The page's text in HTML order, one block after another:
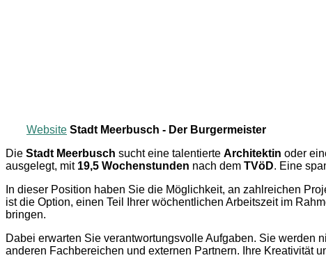
Website Stadt Meerbusch - Der Burgermeister
Die Stadt Meerbusch sucht eine talentierte Architektin oder
ausgelegt, mit 19,5 Wochenstunden nach dem TVöD. Eine
In dieser Position haben Sie die Möglichkeit, an zahlreichen
ist die Option, einen Teil Ihrer wöchentlichen Arbeitszeit im
bringen.
Dabei erwarten Sie verantwortungsvolle Aufgaben. Sie werden
anderen Fachbereichen und externen Partnern. Ihre Kreativität